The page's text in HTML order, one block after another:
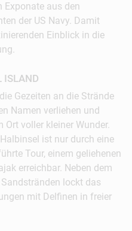
eine
dem Plan. Ob
Souvenirs – im Pier
gibt es alles, was das
vor Ort. Es
sowie ein Imax-
Donuts & Snack Shop.
und Kaffee
Laguna
Delfinen und
Exponate aus den
der US Navy. Damit
Einblick in die
ISLAND
Gezeiten an die Strände
Namen verliehen und
Ort voller kleiner Wunder.
ist nur durch eine
Tour, einem geliehenen
erreichbar. Neben dem
lockt das
mit Delfinen in freier